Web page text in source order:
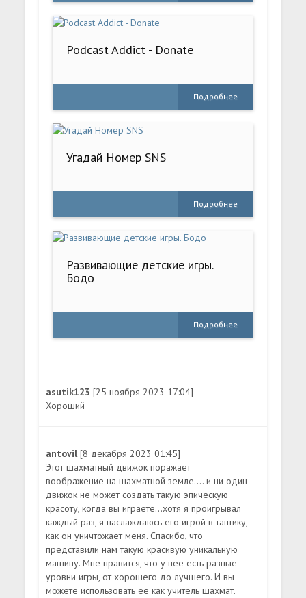
Podcast Addict - Donate
Подробнее
Угадай Номер SNS
Подробнее
Развивающие детские игры.
Бодо
Подробнее
asutik123[25 ноября 2023 17:04]
Хороший
antovil[8 декабря 2023 01:45]
Этот шахматный движок поражает
воображение на шахматной земле.... и ни один
движок не может создать такую эпическую
красоту, когда вы играете...хотя я проигрывал
каждый раз, я наслаждаюсь его игрой в тантику,
как он уничтожает меня. Спасибо, что
представили нам такую красивую уникальную
машину. Мне нравится, что у нее есть разные
уровни игры, от хорошего до лучшего. И вы
можете использовать ее как учитель шахмат.